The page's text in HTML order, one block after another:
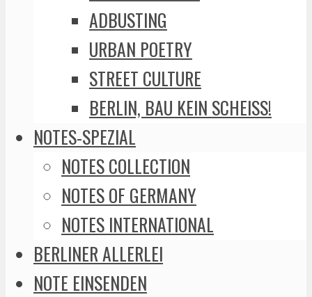
ADBUSTING
URBAN POETRY
STREET CULTURE
BERLIN, BAU KEIN SCHEISS!
NOTES-SPEZIAL
NOTES COLLECTION
NOTES OF GERMANY
NOTES INTERNATIONAL
BERLINER ALLERLEI
NOTE EINSENDEN